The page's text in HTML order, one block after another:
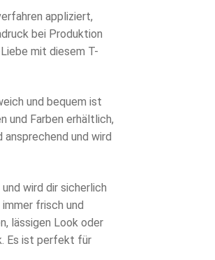
appliziert,
bei Produktion
mit diesem T-
und bequem ist
und Farben erhältlich,
und wird
wird dir sicherlich
frisch und
lässigen Look oder
Es ist perfekt für